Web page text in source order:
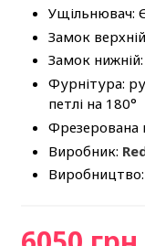
Ущільнювач:
Замок
Замок
Фурнітура:
петлі на 180°
Виробник:
Виробництво: